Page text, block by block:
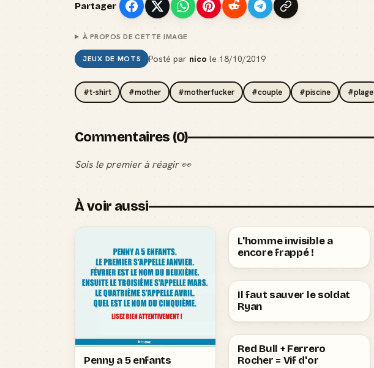
Partager
À PROPOS DE CETTE IMAGE
JEUX DE MOTS Posté par nico le 18/10/2019
#t-shirt #mother #motherfucker #couple #piscine #plage
Commentaires (0)
Sois le premier à réagir 👀
À voir aussi
Penny a 5 enfants
L'homme invisible a
encore frappé !
Il faut sauver le soldat
Ryan
Red Bull + Ferrero
Rocher = Vif d'or